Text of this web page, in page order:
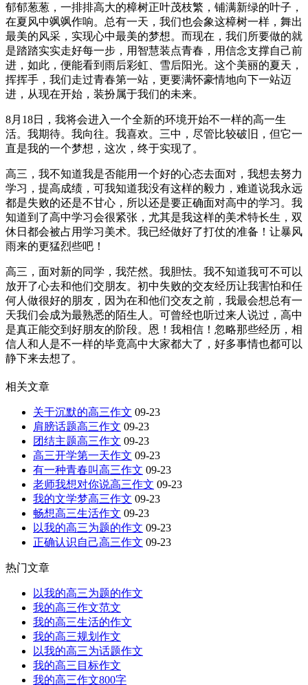
郁郁葱葱，一排排高大的樟树正叶茂枝繁，铺满新绿的叶子，
在夏风中飒飒作响。总有一天，我们也会象这樟树一样，舞出
最美的风采，实现心中最美的梦想。而现在，我们所要做的就
是踏踏实实走好每一步，用智慧装点青春，用信念支撑自己前
进，如此，便能看到雨后彩虹、雪后阳光。这个美丽的夏天，
挥挥手，我们走过青春第一站，更要满怀豪情地向下一站迈
进，从现在开始，装扮属于我们的未来。
8月18日，我将会进入一个全新的环境开始不一样的高一生
活。我期待。我向往。我喜欢。三中，尽管比较破旧，但它一
直是我的一个梦想，这次，终于实现了。
高三，我不知道我是否能用一个好的心态去面对，我想去努力
学习，提高成绩，可我知道我没有这样的毅力，难道说我永远
都是失败的还是不甘心，所以还是要正确面对高中的学习。我
知道到了高中学习会很紧张，尤其是我这样的美术特长生，双
休日都会被占用学习美术。我已经做好了打仗的准备！让暴风
雨来的更猛烈些吧！
高三，面对新的同学，我茫然。我胆怯。我不知道我可不可以
放开了心去和他们交朋友。初中失败的交友经历让我害怕和任
何人做很好的朋友，因为在和他们交友之前，我最会想总有一
天我们会成为最熟悉的陌生人。可曾经也听过来人说过，高中
是真正能交到好朋友的阶段。恩！我相信！忽略那些经历，相
信人和人是不一样的毕竟高中大家都大了，好多事情也都可以
静下来去想了。
相关文章
关于沉默的高三作文 09-23
肩膀话题高三作文 09-23
团结主题高三作文 09-23
高三开学第一天作文 09-23
有一种青春叫高三作文 09-23
老师我想对你说高三作文 09-23
我的文学梦高三作文 09-23
畅想高三生活作文 09-23
以我的高三为题的作文 09-23
正确认识自己高三作文 09-23
热门文章
以我的高三为题的作文
我的高三作文范文
我的高三生活的作文
我的高三规划作文
以我的高三为话题作文
我的高三目标作文
我的高三作文800字